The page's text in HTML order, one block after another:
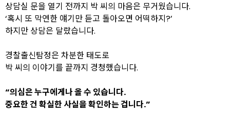
상담실 문을 열기 전까지 박 씨의 마음은 무거웠습니다.
‘혹시 또 막연한 얘기만 듣고 돌아오면 어떡하지?’
하지만 상담은 달랐습니다.
경찰출신탐정은 차분한 태도로
박 씨의 이야기를 끝까지 경청했습니다.
“의심은 누구에게나 올 수 있습니다.
중요한 건 확실한 사실을 확인하는 겁니다.”